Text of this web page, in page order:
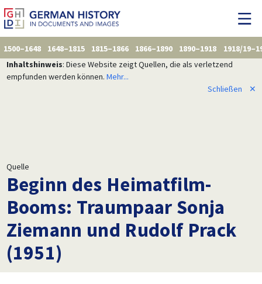
1500–1648 1648–1815 1815–1866 1866–1890 1890–1918
1918/
Inhaltshinweis: Diese Website zeigt Quellen, die als verletzend
empfunden werden können. Mehr...
Schließen
✕
Quelle
Beginn des Heimatfilm-
Booms: Traumpaar Sonja
Ziemann und Rudolf Prack
(1951)